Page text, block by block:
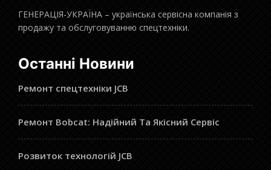
ГЕНЕРАЦІЯ-УКРАЇНА – українська сервісна компанія з
продажу та обслуговуванню спецтехніки.
Останні Новини
Ремонт спецтехніки JCB
Ремонт Bobcat: Надійний Та Якісний Сервіс
Розвиток технологій JCB